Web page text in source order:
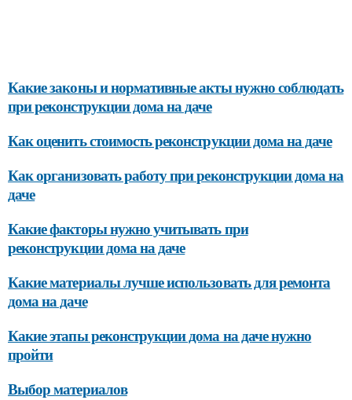
Какие законы и нормативные акты нужно соблюдать
при реконструкции дома на даче
Как оценить стоимость реконструкции дома на даче
Как организовать работу при реконструкции дома на
даче
Какие факторы нужно учитывать при
реконструкции дома на даче
Какие материалы лучше использовать для ремонта
дома на даче
Какие этапы реконструкции дома на даче нужно
пройти
Выбор материалов